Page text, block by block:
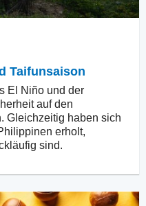
Taifunsaison
El Niño und der
auf den
Gleichzeitig haben sich
erholt,
sind.